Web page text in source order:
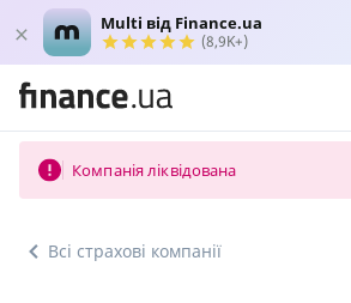
Multi від Finance.ua
(8,9K+)
Компанія ліквідована
Всі страхові компанії